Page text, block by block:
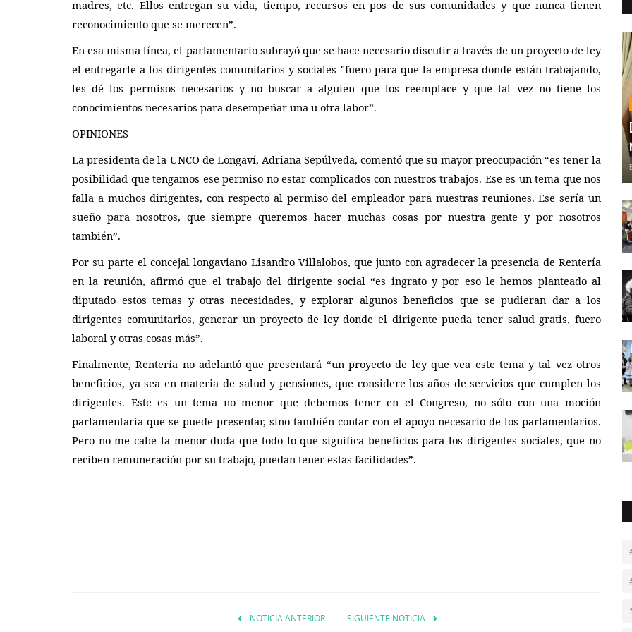
madres, etc. Ellos entregan su vida, tiempo, recursos en pos de sus comunidades y que nunca tienen
reconocimiento que se merecen”.
En esa misma línea, el parlamentario subrayó que se hace necesario discutir a través de un proyecto de ley
el entregarle a los dirigentes comunitarios y sociales "fuero para que la empresa donde están trabajando,
les délos permisos necesarios y no buscar a alguien que los reemplace y que tal vez no tiene los
conocimientos necesarios para desempeñar una u otra labor”.
OPINIONES
La presidenta de la UNCO de Longaví, Adriana Sepúlveda, comentó que su mayor preocupación “es tener la
posibilidad que tengamos ese permiso no estar complicados con nuestros trabajos. Ese es un tema que nos
falla a muchos dirigentes, con respecto al permiso del empleador para nuestras reuniones. Ese sería un
sueño para nosotros, que siempre queremos hacer muchas cosas por nuestra gente y por nosotros
también”.
Por su parte el concejal longaviano Lisandro Villalobos, que junto con agradecer la presencia de Rentería
en la reunión, afirmó que el trabajo del dirigente social “es ingratoy por eso le hemos planteado al
diputado estos temas y otras necesidades, y explorar algunos beneficios que se pudieran dar a los
dirigentes comunitarios, generar un proyecto de ley donde el dirigente pueda tener salud gratis, fuero
laboral y otras cosas más”.
Finalmente, Rentería no adelantó que presentará “un proyecto de ley que vea este tema y tal vez otros
beneficios, ya sea en materia de salud y pensiones, que considere los años de servicios que cumplen los
dirigentes. Este es un tema no menor que debemos tener en el Congreso, no sólo con una moción
parlamentaria que se puede presentar, sino también contar con el apoyo necesario de los parlamentarios.
Pero no me cabe la menor duda que todo lo que significa beneficios para los dirigentes sociales, que no
reciben remuneración por su trabajo, puedan tener estas facilidades”.
NOTICIA ANTERIOR SIGUIENTE NOTICIA